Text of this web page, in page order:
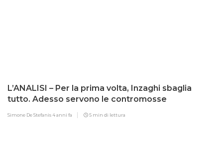
L’ANALISI – Per la prima volta, Inzaghi sbaglia
tutto. Adesso servono le contromosse
Simone De Stefanis4 anni fa 5 min di lettura